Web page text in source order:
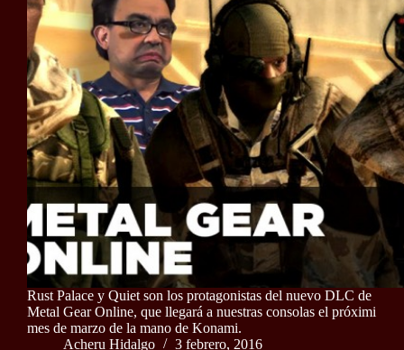
Rust Palace y Quiet son los protagonistas del nuevo DLC de
Metal Gear Online, que llegará a nuestras consolas el próximi
mes de marzo de la mano de Konami.
Acheru Hidalgo
3 febrero, 2016